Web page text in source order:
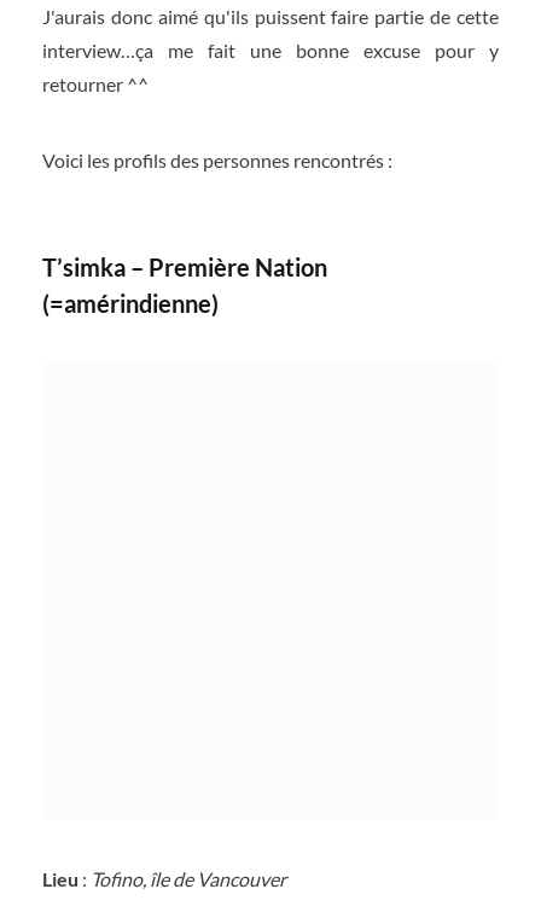
J'aurais donc aimé qu'ils puissent faire partie de cette
interview…ça me fait une bonne excuse pour y
retourner ^^
Voici les profils des personnes rencontrés :
T’simka – Première Nation
(=amérindienne)
Lieu : Tofino, île de Vancouver